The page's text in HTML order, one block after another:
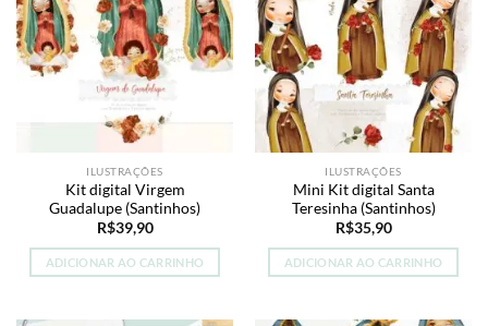
Add to
wishlist
ILUSTRAÇÕES
Kit digital Virgem
Guadalupe (Santinhos)
R$39,90
ADICIONAR AO CARRINHO
Add to
wishlist
ILUSTRAÇÕES
Mini Kit digital Santa
Teresinha (Santinhos)
R$35,90
ADICIONAR AO CARRINHO